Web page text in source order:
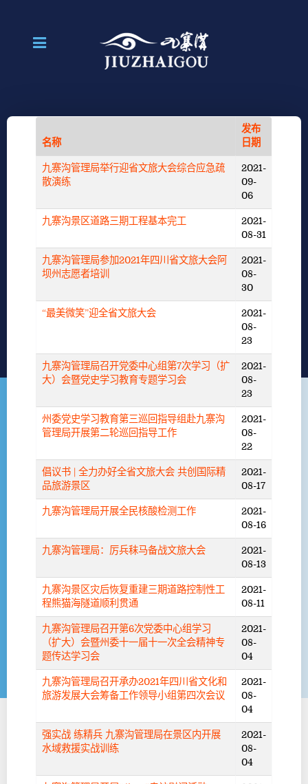
名称
发布
日期
九寨沟管理局举行迎省文旅大会综合应急疏
散演练
2021-
09-
06
九寨沟景区道路三期工程基本完工
2021-
08-31
九寨沟管理局参加2021年四川省文旅大会阿
坝州志愿者培训
2021-
08-
30
“最美微笑”迎全省文旅大会
2021-
08-
23
九寨沟管理局召开党委中心组第7次学习（扩
大）会暨党史学习教育专题学习会
2021-
08-
23
州委党史学习教育第三巡回指导组赴九寨沟
管理局开展第二轮巡回指导工作
2021-
08-
22
倡议书 | 全力办好全省文旅大会 共创国际精
品旅游景区
2021-
08-17
九寨沟管理局开展全民核酸检测工作
2021-
08-16
九寨沟管理局：厉兵秣马备战文旅大会
2021-
08-13
九寨沟景区灾后恢复重建三期道路控制性工
程熊猫海隧道顺利贯通
2021-
08-11
九寨沟管理局召开第6次党委中心组学习
（扩大）会暨州委十一届十一次全会精神专
题传达学习会
2021-
08-
04
九寨沟管理局召开承办2021年四川省文化和
旅游发展大会筹备工作领导小组第四次会议
2021-
08-
04
强实战 练精兵 九寨沟管理局在景区内开展
水域救援实战训练
2021-
08-
04